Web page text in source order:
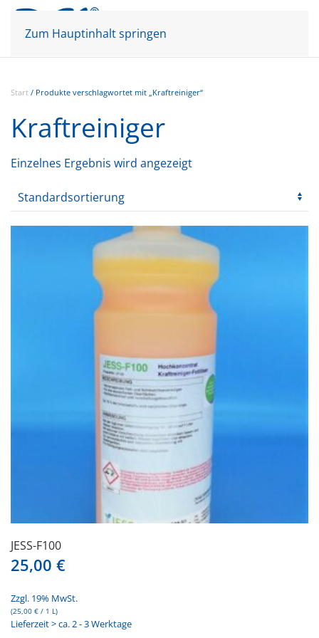
Zum Hauptinhalt springen
Start / Produkte verschlagwortet mit „Kraftreiniger“
Kraftreiniger
Einzelnes Ergebnis wird angezeigt
JESS-F100
25,00 €
Zzgl. 19% MwSt.
(25,00 € / 1 L)
Lieferzeit > ca. 2 - 3 Werktage